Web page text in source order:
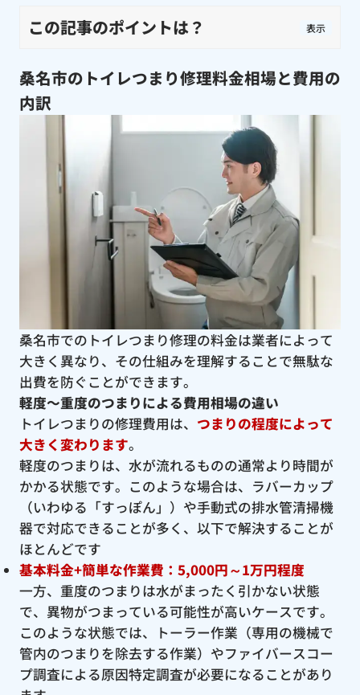
この記事のポイントは？ 表示
桑名市のトイレつまり修理料金相場と費用の
内訳
桑名市でのトイレつまり修理の料金は業者によって
大きく異なり、その仕組みを理解することで無駄な
出費を防ぐことができます。
軽度〜重度のつまりによる費用相場の違い
トイレつまりの修理費用は、 つまりの程度によって
大きく変わります。
軽度のつまりは、水が流れるものの通常より時間が
かかる状態です。このような場合は、ラバーカップ
（いわゆる「すっぽん」）や手動式の排水管清掃機
器で対応できることが多く、以下で解決することが
ほとんどです
基本料金+簡単な作業費：5,000円～1万円程度
一方、重度のつまりは水がまったく引かない状態
で、異物がつまっている可能性が高いケースです。
このような状態では、トーラー作業（専用の機械で
管内のつまりを除去する作業）やファイバースコー
プ調査による原因特定調査が必要になることがあり